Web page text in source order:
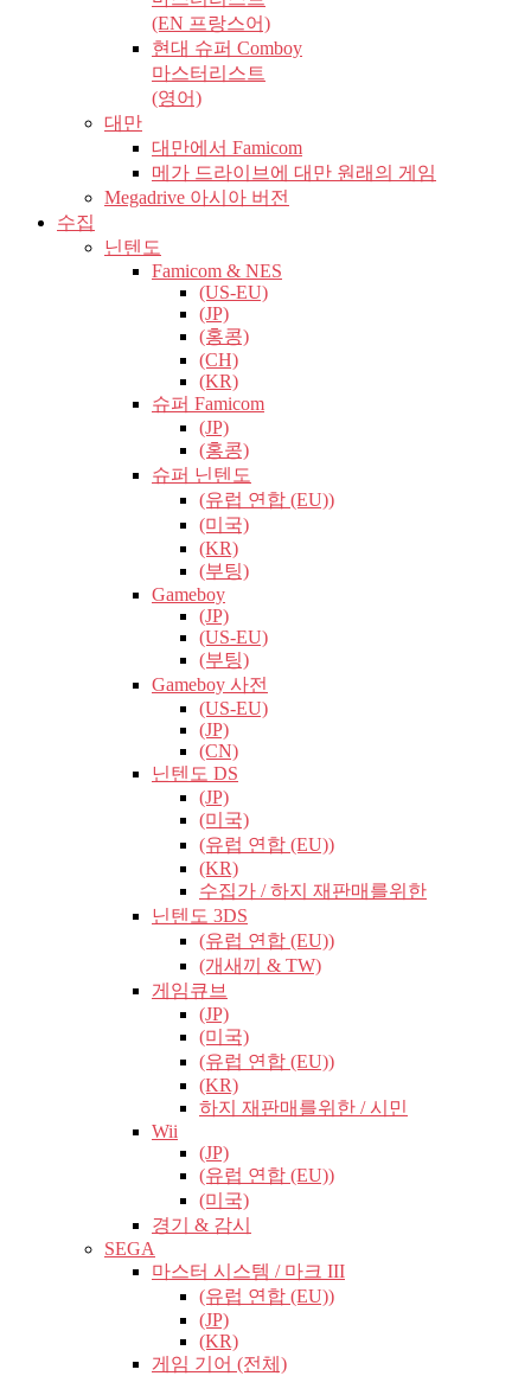
(EN 프랑스어)
현대 슈퍼 Comboy
마스터리스트
(영어)
대만
대만에서 Famicom
메가 드라이브에 대만 원래의 게임
Megadrive 아시아 버전
수집
닌텐도
Famicom & NES
(US-EU)
(JP)
(홍콩)
(CH)
(KR)
슈퍼 Famicom
(JP)
(홍콩)
슈퍼 닌텐도
(유럽​​ 연합 (EU))
(미국)
(KR)
(부팅)
Gameboy
(JP)
(US-EU)
(부팅)
Gameboy 사전
(US-EU)
(JP)
(CN)
닌텐도 DS
(JP)
(미국)
(유럽​​ 연합 (EU))
(KR)
수집가 / 하지 재판매를위한
닌텐도 3DS
(유럽​​ 연합 (EU))
(개새끼 & TW)
게임큐브
(JP)
(미국)
(유럽​​ 연합 (EU))
(KR)
하지 재판매를위한 / 시민
Wii
(JP)
(유럽​​ 연합 (EU))
(미국)
경기 & 감시
SEGA
마스터 시스템 / 마크 III
(유럽​​ 연합 (EU))
(JP)
(KR)
게임 기어 (전체)